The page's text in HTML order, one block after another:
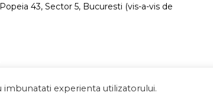
43, Sector 5, Bucuresti (vis-a-vis de
experienta utilizatorului.